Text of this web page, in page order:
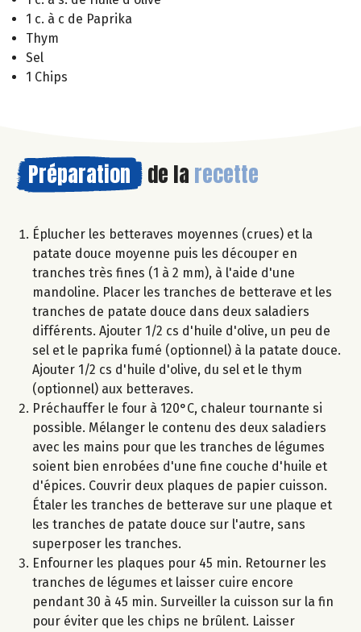
1 c. à c de Paprika
Thym
Sel
1 Chips
Préparation de la recette
Éplucher les betteraves moyennes (crues) et la
patate douce moyenne puis les découper en
tranches très fines (1 à 2 mm), à l'aide d'une
mandoline. Placer les tranches de betterave et les
tranches de patate douce dans deux saladiers
différents. Ajouter 1/2 cs d'huile d'olive, un peu de
sel et le paprika fumé (optionnel) à la patate douce.
Ajouter 1/2 cs d'huile d'olive, du sel et le thym
(optionnel) aux betteraves.
Préchauffer le four à 120°C, chaleur tournante si
possible. Mélanger le contenu des deux saladiers
avec les mains pour que les tranches de légumes
soient bien enrobées d'une fine couche d'huile et
d'épices. Couvrir deux plaques de papier cuisson.
Étaler les tranches de betterave sur une plaque et
les tranches de patate douce sur l'autre, sans
superposer les tranches.
Enfourner les plaques pour 45 min. Retourner les
tranches de légumes et laisser cuire encore
pendant 30 à 45 min. Surveiller la cuisson sur la fin
pour éviter que les chips ne brûlent. Laisser